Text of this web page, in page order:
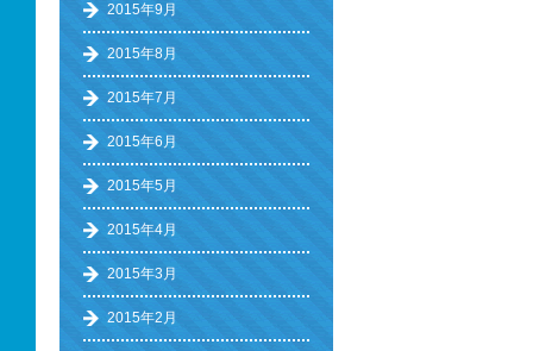
2015年9月
2015年8月
2015年7月
2015年6月
2015年5月
2015年4月
2015年3月
2015年2月